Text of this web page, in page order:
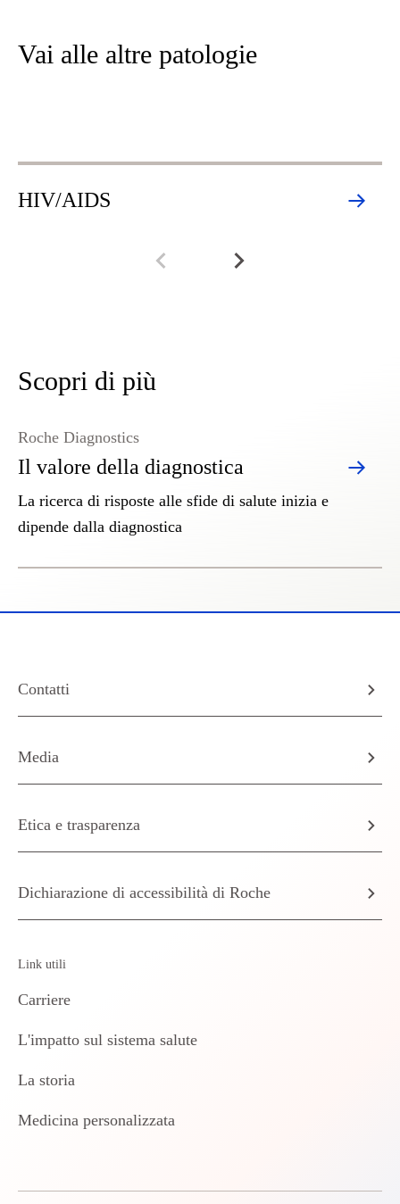
Vai alle altre patologie
HIV/AIDS
Scopri di più
Il valore della diagnostica
Roche Diagnostics
La ricerca di risposte alle sfide di salute inizia e
dipende dalla diagnostica
Contatti
Media
Etica e trasparenza
Dichiarazione di accessibilità di Roche
Link utili
Carriere
L'impatto sul sistema salute
La storia
Medicina personalizzata